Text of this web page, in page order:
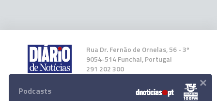
Rua Dr. Fernão de Ornelas, 56 - 3º
9054-514 Funchal, Portugal
291 202 300
Instale a nossa App
Podcasts ×